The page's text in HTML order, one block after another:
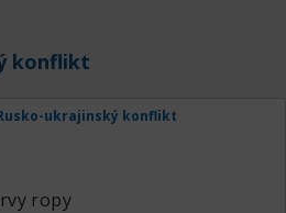
konflikt
ukrajinský konflikt
ropy